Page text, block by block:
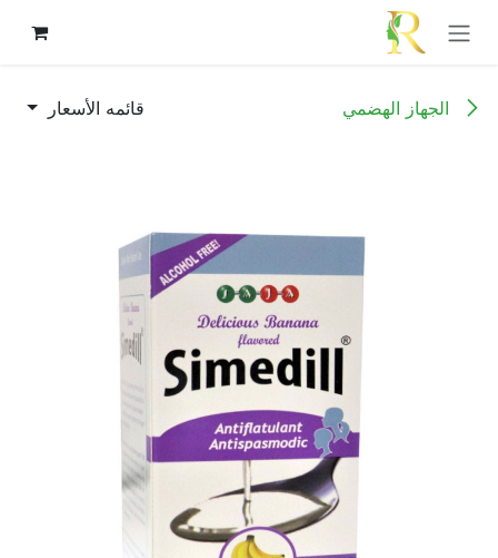
تخطي للذهاب إلى المحتوى
الجهاز الهضمي قائمه الأسعار